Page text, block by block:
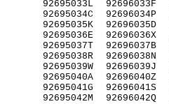
92695033L
92695034C
92695035K
92695036E
92695037T
92695038R
92695039W
92695040A
92695041G
92695042M
92696033F
92696034P
92696035D
92696036X
92696037B
92696038N
92696039J
92696040Z
92696041S
92696042Q